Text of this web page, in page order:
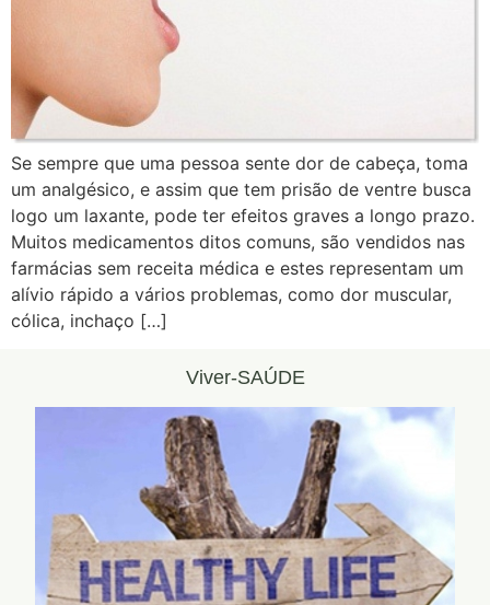
Se sempre que uma pessoa sente dor de cabeça, toma
um analgésico, e assim que tem prisão de ventre busca
logo um laxante, pode ter efeitos graves a longo prazo.
Muitos medicamentos ditos comuns, são vendidos nas
farmácias sem receita médica e estes representam um
alívio rápido a vários problemas, como dor muscular,
cólica, inchaço […]
Viver-SAÚDE